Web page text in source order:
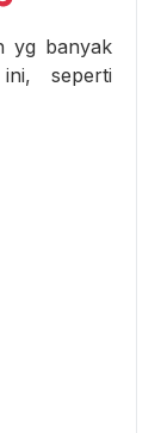
yg banyak
seperti